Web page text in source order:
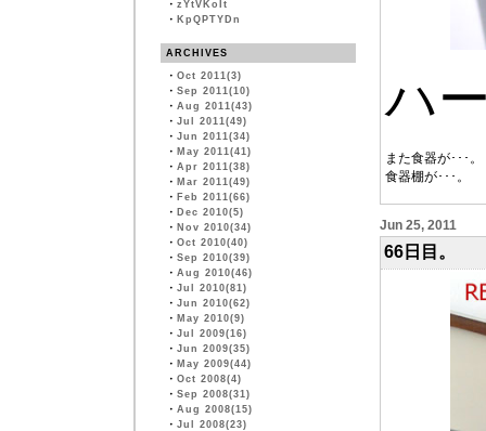
・ zYtVKoIt
・ KpQPTYDn
ARCHIVES
・ Oct 2011(3)
・ Sep 2011(10)
・ Aug 2011(43)
・ Jul 2011(49)
・ Jun 2011(34)
・ May 2011(41)
・ Apr 2011(38)
・ Mar 2011(49)
・ Feb 2011(66)
・ Dec 2010(5)
・ Nov 2010(34)
・ Oct 2010(40)
・ Sep 2010(39)
・ Aug 2010(46)
・ Jul 2010(81)
・ Jun 2010(62)
・ May 2010(9)
・ Jul 2009(16)
・ Jun 2009(35)
・ May 2009(44)
・ Oct 2008(4)
・ Sep 2008(31)
・ Aug 2008(15)
・ Jul 2008(23)
ハ
また食器が･･･。
食器棚が･･･。
Jun 25, 2011
66日目。